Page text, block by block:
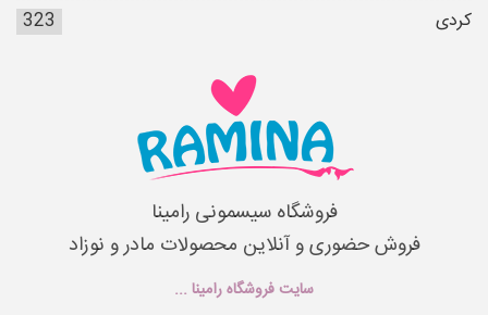
کردی
323
فروشگاه سیسمونی رامینا
فروش حضوری و آنلاین محصولات مادر و نوزاد
سایت فروشگاه رامینا ...